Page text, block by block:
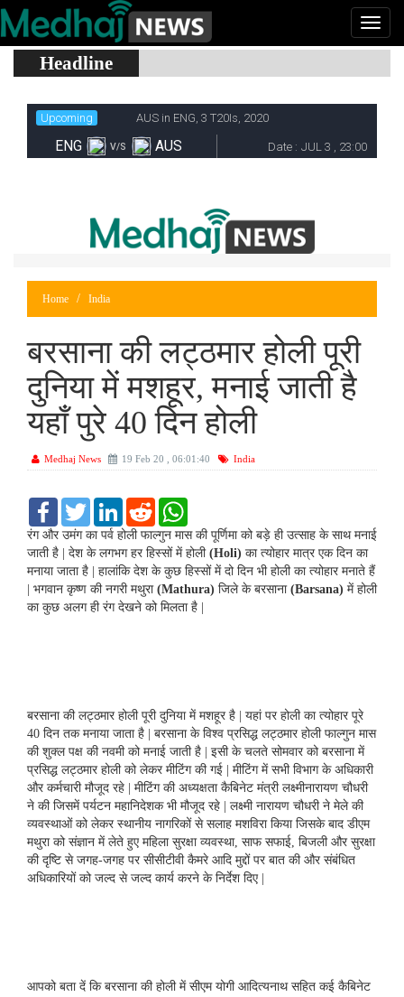
Headline
Home India
बरसाना की लट्ठमार होली पूरी
दुनिया में मशहूर, मनाई जाती है
यहाँ पुरे 40 दिन होली
Medhaj News 19 Feb 20 , 06:01:40 India
F
c
e
b
o
o
k
T
i
t
e
r
L
n
k
e
d
I
n
R
d
d
i
t
a
t
s
A
p
p
रंग और उमंग का पर्व होली फाल्गुन मास की पूर्णिमा को बड़े ही उत्साह के साथ मनाई
जाती है | देश के लगभग हर हिस्सों में होली (Holi) का त्योहार मात्र एक दिन का
मनाया जाता है | हालांकि देश के कुछ हिस्सों में दो दिन भी होली का त्योहार मनाते हैं
| भगवान कृष्ण की नगरी मथुरा (Mathura) जिले के बरसाना (Barsana) में होली
का कुछ अलग ही रंग देखने को मिलता है |
बरसाना की लट्ठमार होली पूरी दुनिया में मशहूर है | यहां पर होली का त्योहार पूरे
40 दिन तक मनाया जाता है | बरसाना के विश्व प्रसिद्ध लट्ठमार होली फाल्गुन मास
की शुक्ल पक्ष की नवमी को मनाई जाती है | इसी के चलते सोमवार को बरसाना में
प्रसिद्ध लट्ठमार होली को लेकर मीटिंग की गई | मीटिंग में सभी विभाग के अधिकारी
और कर्मचारी मौजूद रहे | मीटिंग की अध्यक्षता कैबिनेट मंत्री लक्ष्मीनारायण चौधरी
ने की जिसमें पर्यटन महानिदेशक भी मौजूद रहे | लक्ष्मी नारायण चौधरी ने मेले की
व्यवस्थाओं को लेकर स्थानीय नागरिकों से सलाह मशविरा किया जिसके बाद डीएम
मथुरा को संज्ञान में लेते हुए महिला सुरक्षा व्यवस्था, साफ सफाई, बिजली और सुरक्षा
की दृष्टि से जगह-जगह पर सीसीटीवी कैमरे आदि मुद्दों पर बात की और संबंधित
अधिकारियों को जल्द से जल्द कार्य करने के निर्देश दिए |
आपको बता दें कि बरसाना की होली में सीएम योगी आदित्यनाथ सहित कई कैबिनेट